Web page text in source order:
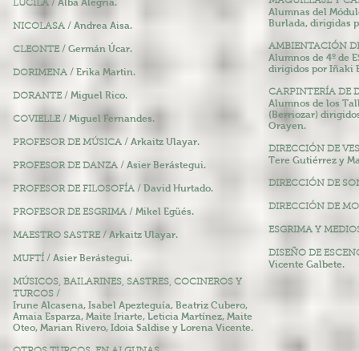
LUCILA / Alba Alegría.
NICOLASA / Andrea Aisa.
CLEONTE / Germán Úcar.
DORIMENA / Erika Martin.
DORANTE / Miguel Rico.
COVIELLE / Miguel Fernandes.
PROFESOR DE MÚSICA / Arkaitz Ulayar.
PROFESOR DE DANZA / Asier Berástegui.
PROFESOR DE FILOSOFÍA / David Hurtado.
PROFESOR DE ESGRIMA / Mikel Egüés.
MAESTRO SASTRE / Arkaitz Ulayar.
MUFTÍ / Asier Berástegui.
MÚSICOS, BAILARINES, SASTRES, COCINEROS Y
TURCOS /
Irune Alcasena, Isabel Apezteguía, Beatriz Cubero,
Amaia Esparza, Maite Iriarte, Leticia Martínez, Maite
Oteo, Marian Rivero, Idoia Saldise y Lorena Vicente.
Alumnas del
Burlada, dirigidas
AMBIENTACIÓN
Alumnos de 4º de
dirigidos por Iñaki
CARPINTERÍA DE
Alumnos de los
(Berriozar)
Orayen.
DIRECCIÓN DE
Tere Gutiérrez y
DIRECCIÓN DE
DIRECCIÓN DE
ESGRIMA Y
DISEÑO DE
Vicente Galbete.